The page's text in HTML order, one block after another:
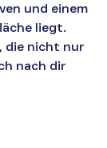
und einem
liegt.
die nicht nur
nach dir